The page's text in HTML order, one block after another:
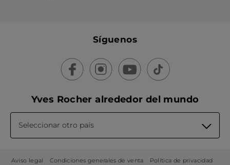
Síguenos
Yves Rocher alrededor del mundo
Seleccionar otro país
Aviso legal Condiciones generales de venta
Política de privacidad